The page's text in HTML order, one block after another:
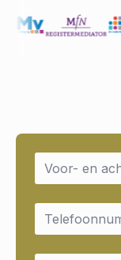
Name
Email